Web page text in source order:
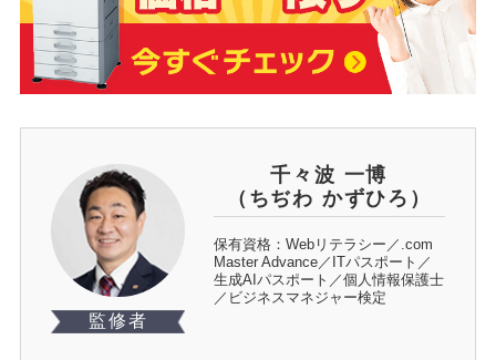
監修者
千々波 一博
（ちぢわ かずひろ）
保有資格：Webリテラシー／.com
Master Advance／ITパスポート／
生成AIパスポート／個人情報保護士
／ビジネスマネジャー検定